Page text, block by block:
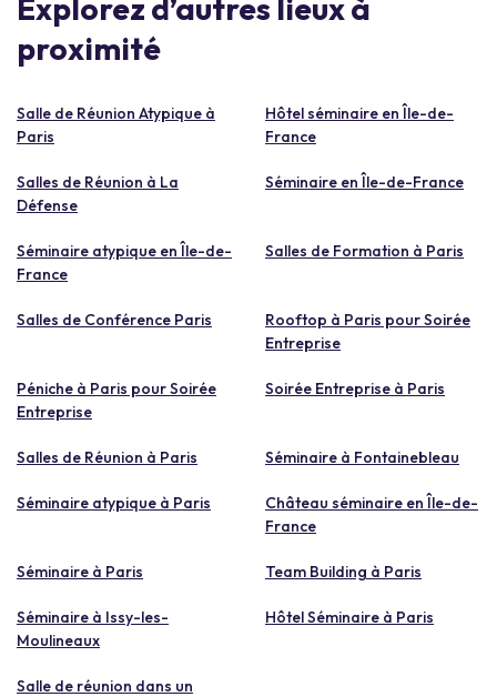
Explorez d’autres lieux à
proximité
Salle de Réunion Atypique à
Paris
Hôtel séminaire en Île-de-
France
Salles de Réunion à La
Défense
Séminaire en Île-de-France
Séminaire atypique en Île-de-
France
Salles de Formation à Paris
Salles de Conférence Paris
Rooftop à Paris pour Soirée
Entreprise
Péniche à Paris pour Soirée
Entreprise
Soirée Entreprise à Paris
Salles de Réunion à Paris Séminaire à Fontainebleau
Séminaire atypique à Paris
Château séminaire en Île-de-
France
Séminaire à Paris Team Building à Paris
Séminaire à Issy-les-
Moulineaux
Hôtel Séminaire à Paris
Salle de réunion dans un